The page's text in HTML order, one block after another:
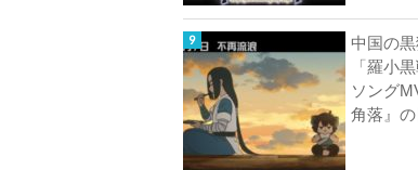
中国の
「羅小
ソング
角落』